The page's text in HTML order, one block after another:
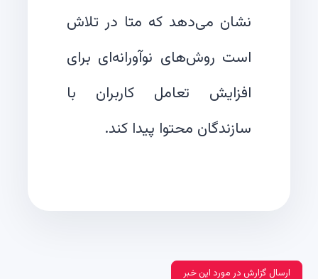
نشان می‌دهد که متا در تلاش
است روش‌های نوآورانه‌ای برای
افزایش تعامل کاربران با
سازندگان محتوا پیدا کند.
ارسال گزارش در مورد این خبر